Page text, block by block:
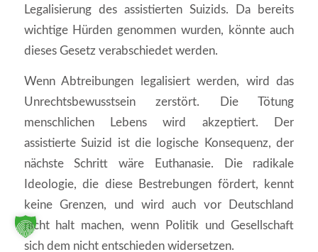
Legalisierung des assistierten Suizids. Da bereits
wichtige Hürden genommen wurden, könnte auch
dieses Gesetz verabschiedet werden.
Wenn Abtreibungen legalisiert werden, wird das
Unrechtsbewusstsein zerstört. Die Tötung
menschlichen Lebens wird akzeptiert. Der
assistierte Suizid ist die logische Konsequenz, der
nächste Schritt wäre Euthanasie. Die radikale
Ideologie, die diese Bestrebungen fördert, kennt
keine Grenzen, und wird auch vor Deutschland
nicht halt machen, wenn Politik und Gesellschaft
sich dem nicht entschieden widersetzen.